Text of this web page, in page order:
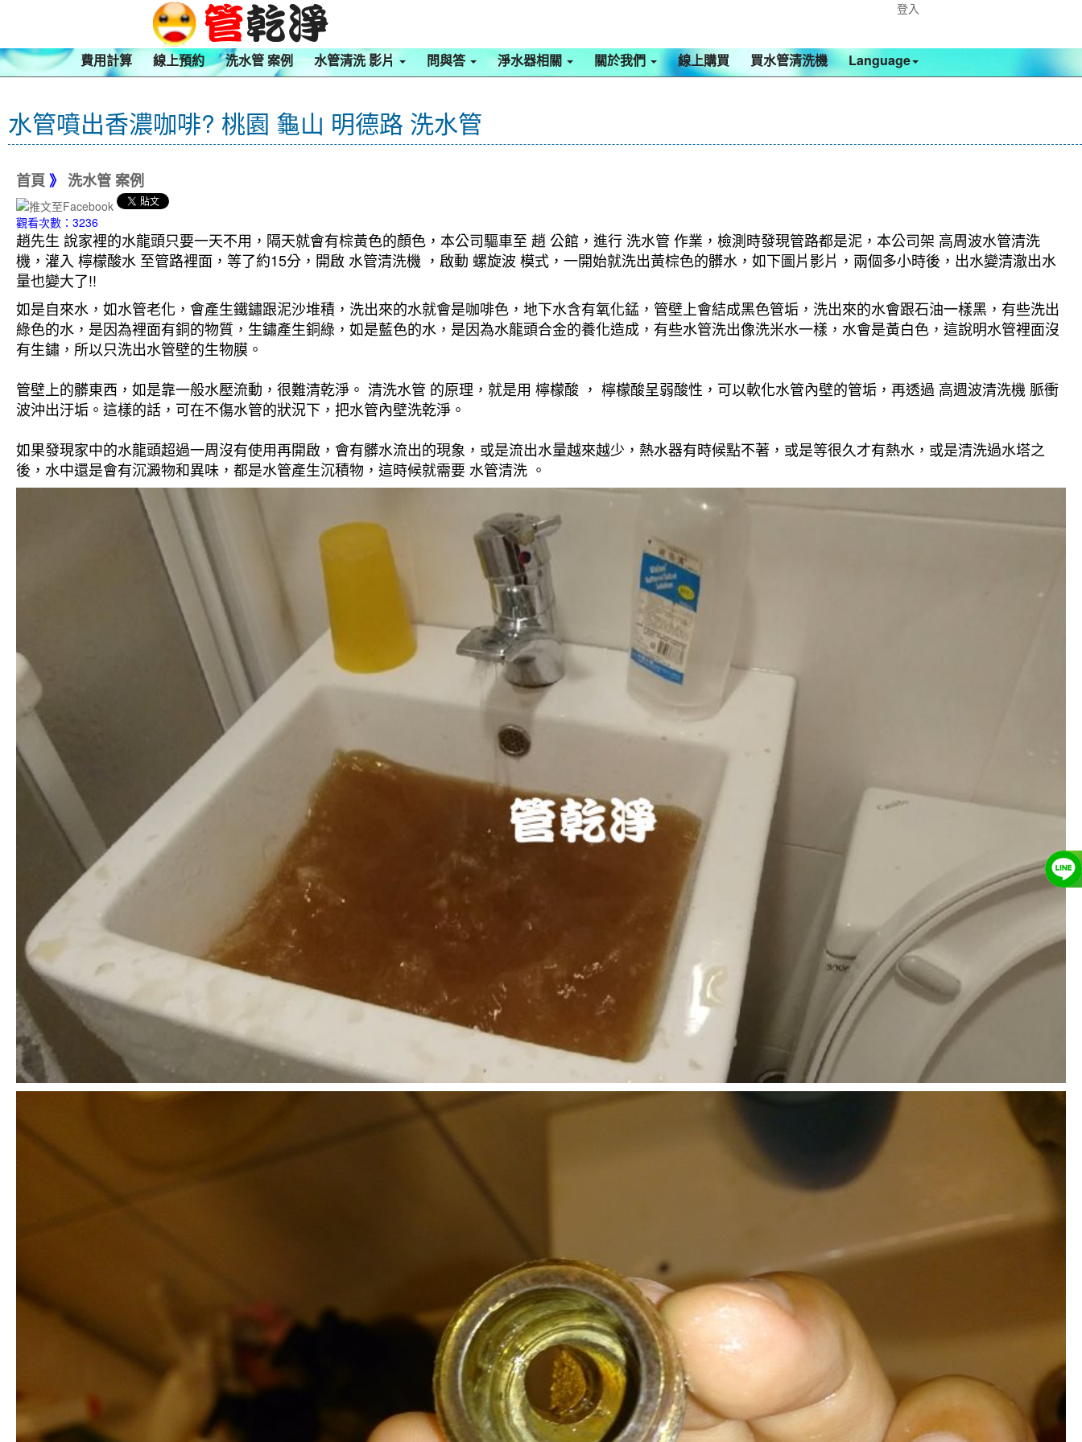
登入
費用計算 線上預約 洗水管 案例 水管清洗 影片 問與答 淨水器相關 關於我們 線上購買 買水管清洗機 Language
水管噴出香濃咖啡? 桃園 龜山 明德路 洗水管
首頁 》 洗水管 案例
觀看次數：3236
趙先生 說家裡的水龍頭只要一天不用，隔天就會有棕黃色的顏色，本公司驅車至 趙 公館，進行 洗水管 作業，檢測時發現管路都是泥，本公司架 高周波水管清洗
機，灌入 檸檬酸水 至管路裡面，等了約15分，開啟 水管清洗機 ，啟動 螺旋波 模式，一開始就洗出黃棕色的髒水，如下圖片影片，兩個多小時後，出水變清澈出水
量也變大了!!
如是自來水，如水管老化，會產生鐵鏽跟泥沙堆積，洗出來的水就會是咖啡色，地下水含有氧化錳，管壁上會結成黑色管垢，洗出來的水會跟石油一樣黑，有些洗出
綠色的水，是因為裡面有銅的物質，生鏽產生銅綠，如是藍色的水，是因為水龍頭合金的養化造成，有些水管洗出像洗米水一樣，水會是黃白色，這說明水管裡面沒
有生鏽，所以只洗出水管壁的生物膜。
管壁上的髒東西，如是靠一般水壓流動，很難清乾淨。 清洗水管 的原理，就是用 檸檬酸 ， 檸檬酸呈弱酸性，可以軟化水管內壁的管垢，再透過 高週波清洗機 脈衝
波沖出汙垢。這樣的話，可在不傷水管的狀況下，把水管內壁洗乾淨。
如果發現家中的水龍頭超過一周沒有使用再開啟，會有髒水流出的現象，或是流出水量越來越少，熱水器有時候點不著，或是等很久才有熱水，或是清洗過水塔之
後，水中還是會有沉澱物和異味，都是水管產生沉積物，這時候就需要 水管清洗 。